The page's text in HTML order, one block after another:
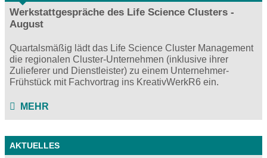
Werkstattgespräche des Life Science Clusters -
August
Quartalsmäßig lädt das Life Science Cluster Management
die regionalen Cluster-Unternehmen (inklusive ihrer
Zulieferer und Dienstleister) zu einem Unternehmer-
Frühstück mit Fachvortrag ins KreativWerkR6 ein.
MEHR
AKTUELLES